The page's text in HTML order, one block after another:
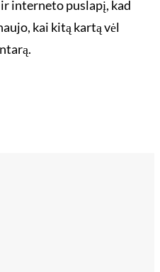
ir interneto puslapį, kad
kai kitą kartą vėl